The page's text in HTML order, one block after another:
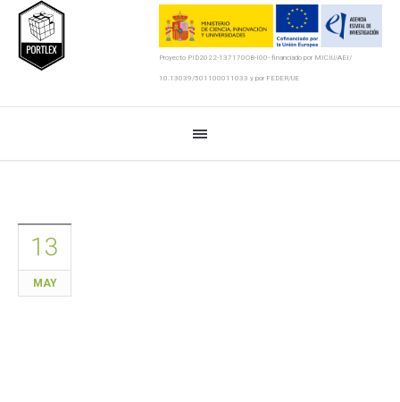
Proyecto PID2022-137170OB-I00- financiado por MICIU/AEI/
10.13039/501100011033 y por FEDER/UE
13
MAY